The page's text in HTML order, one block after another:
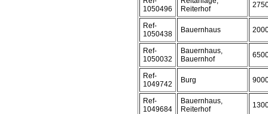
1050496
Reiterhof
Ref-
1050438
Bauernhaus
Ref-
1050032
Bauernhaus,
Bauernhof
Ref-
1049742
Burg
Ref-
1049684
Bauernhaus,
Reiterhof